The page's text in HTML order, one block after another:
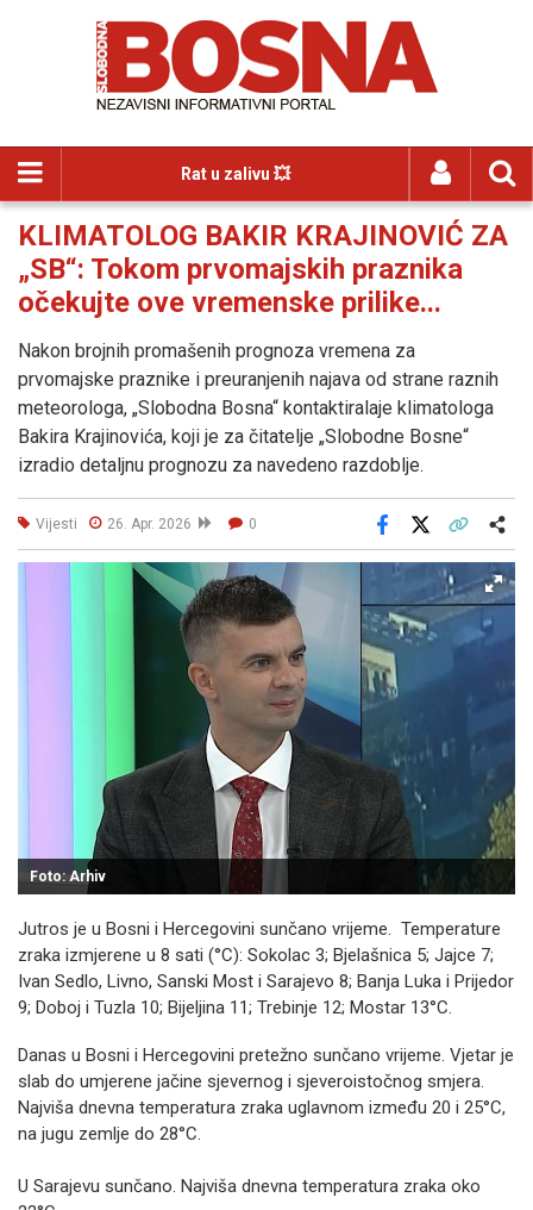
Rat u zalivu 💥
KLIMATOLOG BAKIR KRAJINOVIĆ ZA
„SB“: Tokom prvomajskih praznika
očekujte ove vremenske prilike...
Nakon brojnih promašenih prognoza vremena za
prvomajske praznike i preuranjenih najava od strane raznih
meteorologa, „Slobodna Bosna“ kontaktiralaje klimatologa
Bakira Krajinovića, koji je za čitatelje „Slobodne Bosne“
izradio detaljnu prognozu za navedeno razdoblje.
Vijesti 26. Apr. 2026 0
Facebook
Foto: Arhiv
Jutros je u Bosni i Hercegovini sunčano vrijeme. Temperature
zraka izmjerene u 8 sati (°C): Sokolac 3; Bjelašnica 5; Jajce 7;
Ivan Sedlo, Livno, Sanski Most i Sarajevo 8; Banja Luka i Prijedor
9; Doboj i Tuzla 10; Bijeljina 11; Trebinje 12; Mostar 13°C.
Danas u Bosni i Hercegovini pretežno sunčano vrijeme. Vjetar je
slab do umjerene jačine sjevernog i sjeveroistočnog smjera.
Najviša dnevna temperatura zraka uglavnom između 20 i 25°C,
na jugu zemlje do 28°C.
U Sarajevu sunčano. Najviša dnevna temperatura zraka oko